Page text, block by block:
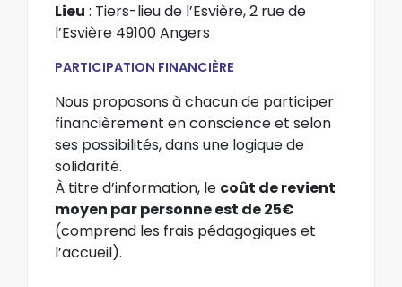
Lieu : Tiers-lieu de l’Esvière, 2 rue de
l’Esvière 49100 Angers
PARTICIPATION FINANCIÈRE
Nous proposons à chacun de participer
financièrement en conscience et selon
ses possibilités, dans une logique de
solidarité.
À titre d’information, le coût de revient
moyen par personne est de 25€
(comprend les frais pédagogiques et
l’accueil).